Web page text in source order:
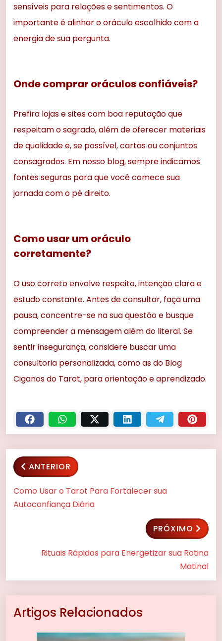
sensíveis para relações e sentimentos. O
importante é alinhar o oráculo escolhido com a
energia de sua pergunta.
Onde comprar oráculos confiáveis?
Prefira lojas e sites com boa reputação que
respeitam o sagrado, além de oferecer materiais
de qualidade e, se possível, cartas ou conjuntos
consagrados. Em nosso blog, sempre indicamos
fontes seguras para que você comece sua
jornada com o pé direito.
Como usar um oráculo
corretamente?
O uso correto envolve respeito, intenção clara e
estudo constante. Antes de consultar, faça uma
pausa, concentre-se na sua questão e busque
compreender a mensagem além do literal. Se
sentir insegurança, considere buscar uma
consultoria personalizada, como as do Blog
Ciganos do Tarot, para orientação e aprendizado.
ANTERIOR
Como Usar o Tarot Para Fortalecer sua
Autoconfiança Diária
PRÓXIMO
Rituais Rápidos para Energetizar sua Rotina
Matinal
Artigos Relacionados